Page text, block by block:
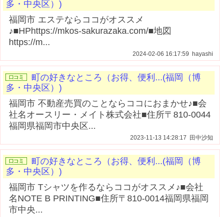
多・中央区）)
福岡市 エステならココがオススメ
♪■HPhttps://mkos-sakurazaka.com/■地図
https://m...
2024-02-06 16:17:59 hayashi
町の好きなところ（お得、便利...(福岡（博
多・中央区）)
福岡市 不動産売買のことならココにおまかせ♪■会
社名オースリー・メイト株式会社■住所〒810-0044
福岡県福岡市中央区...
2023-11-13 14:28:17 田中沙知
町の好きなところ（お得、便利...(福岡（博
多・中央区）)
福岡市 Tシャツを作るならココがオススメ♪■会社
名NOTE B PRINTING■住所〒810-0014福岡県福岡
市中央...